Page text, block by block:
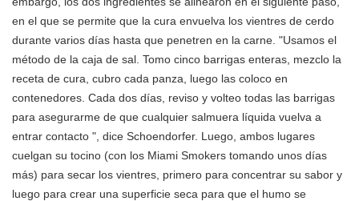
en el que se permite que la cura envuelva los vientres de cerdo
durante varios días hasta que penetren en la carne. "Usamos el
método de la caja de sal. Tomo cinco barrigas enteras, mezclo la
receta de cura, cubro cada panza, luego las coloco en
contenedores. Cada dos días, reviso y volteo todas las barrigas
para asegurarme de que cualquier salmuera líquida vuelva a
entrar contacto ", dice Schoendorfer. Luego, ambos lugares
cuelgan su tocino (con los Miami Smokers tomando unos días
más) para secar los vientres, primero para concentrar su sabor y
luego para crear una superficie seca para que el humo se